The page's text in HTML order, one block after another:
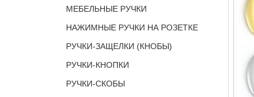
МЕБЕЛЬНЫЕ РУЧКИ
НАЖИМНЫЕ РУЧКИ НА РОЗЕТКЕ
РУЧКИ-ЗАЩЕЛКИ (КНОБЫ)
РУЧКИ-КНОПКИ
РУЧКИ-СКОБЫ